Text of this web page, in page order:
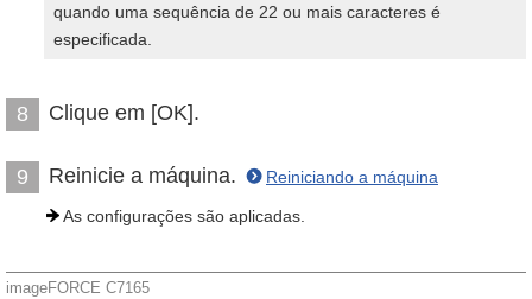
quando uma sequência de 22 ou mais caracteres é
especificada.
8 Clique em [OK].
9 Reinicie a máquina. Reiniciando a máquina
As configurações são aplicadas.
imageFORCE C7165